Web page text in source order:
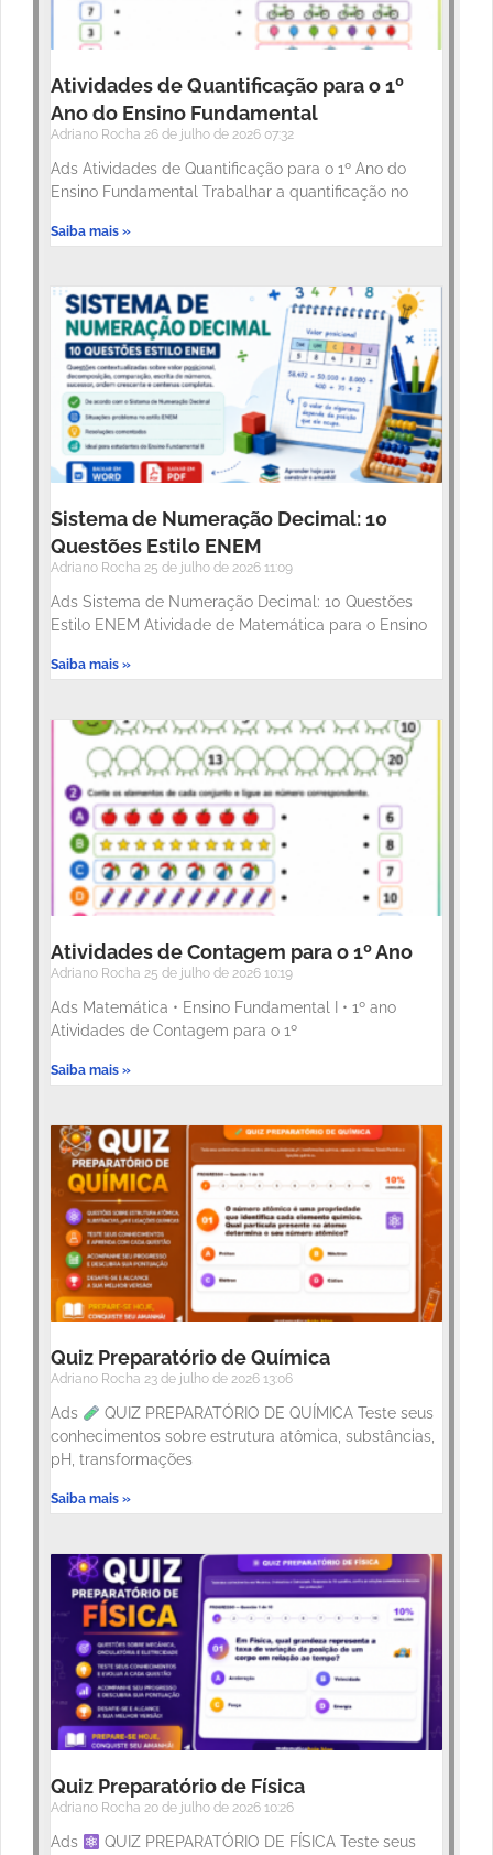
Atividades de Quantificação para o 1º
Ano do Ensino Fundamental
Adriano Rocha 26 de julho de 2026 07:32
Ads Atividades de Quantificação para o 1º Ano do
Ensino Fundamental Trabalhar a quantificação no
Saiba mais »
Sistema de Numeração Decimal: 10
Questões Estilo ENEM
Adriano Rocha 25 de julho de 2026 11:09
Ads Sistema de Numeração Decimal: 10 Questões
Estilo ENEM Atividade de Matemática para o Ensino
Saiba mais »
Atividades de Contagem para o 1º Ano
Adriano Rocha 25 de julho de 2026 10:19
Ads Matemática • Ensino Fundamental I • 1º ano
Atividades de Contagem para o 1º
Saiba mais »
Quiz Preparatório de Química
Adriano Rocha 23 de julho de 2026 13:06
Ads
QUIZ PREPARATÓRIO DE QUÍMICA Teste seus
conhecimentos sobre estrutura atômica, substâncias,
pH, transformações
Saiba mais »
Quiz Preparatório de Física
Adriano Rocha 20 de julho de 2026 10:26
Ads
QUIZ PREPARATÓRIO DE FÍSICA Teste seus